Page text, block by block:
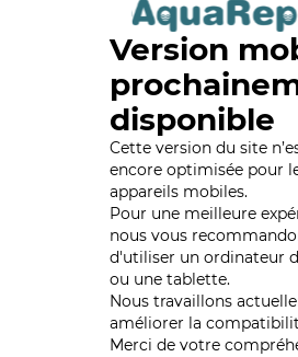
Version
disponible
Cette version du site
encore optimisée pour
appareils mobiles.
Pour une meilleure
nous vous
d'utiliser un ordinateur
ou une tablette.
Nous travaillons
améliorer la
Merci de votre